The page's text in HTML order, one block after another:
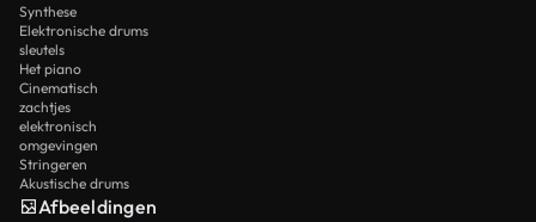
Synthese
Elektronische drums
sleutels
Het piano
Cinematisch
zachtjes
elektronisch
omgevingen
Stringeren
Akustische drums
Afbeeldingen